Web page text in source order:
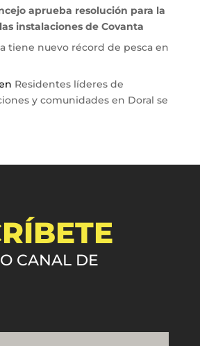
aprueba resolución para la
instalaciones de Covanta
tiene nuevo récord de pesca en
Residentes líderes de
y comunidades en Doral se
CANAL DE